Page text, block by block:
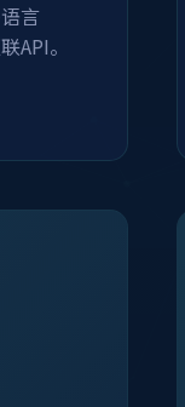
言
API。